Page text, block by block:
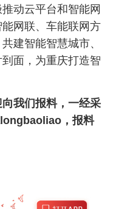
动云平台和智能网
网联、车能联网方
建智能智慧城市、
面，为重庆打造智
向我们报料，一经采
，报料